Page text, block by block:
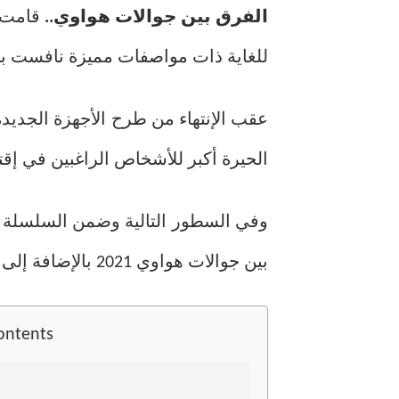
الفرق بين جوالات هواوي..
للغاية ذات مواصفات مميزة نافست
الحيرة أكبر للأشخاص الراغبين في
وفي السطور التالية وضمن السلسلة
بين جوالات هواوي 2021 بالإضافة إلى المميزات التي يأتي بها كل هاتف من الهواتف المُقدمة.